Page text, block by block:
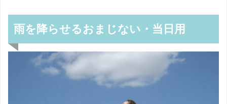
雨を降らせるおまじない・当日用